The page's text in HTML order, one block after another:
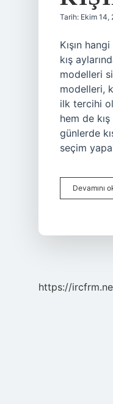
Tarih: Ekim 14,
Kışın
kış
modelleri
modelleri,
ilk tercihi
hem de
günlerde
seçim
Devamını
https://